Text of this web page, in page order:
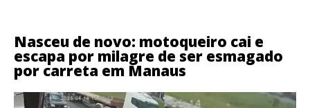
Nasceu de novo: motoqueiro cai e
escapa por milagre de ser esmagado
por carreta em Manaus